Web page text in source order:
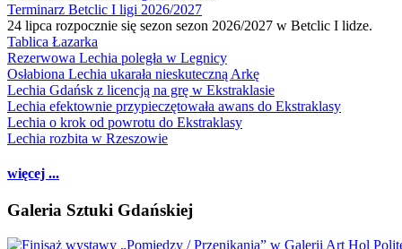
Terminarz Betclic I ligi 2026/2027
24 lipca rozpocznie się sezon sezon 2026/2027 w Betclic I lidze.
Tablica Łazarka
Rezerwowa Lechia poległa w Legnicy
Osłabiona Lechia ukarała nieskuteczną Arkę
Lechia Gdańsk z licencją na grę w Ekstraklasie
Lechia efektownie przypieczętowała awans do Ekstraklasy
Lechia o krok od powrotu do Ekstraklasy
Lechia rozbita w Rzeszowie
więcej ...
Galeria Sztuki Gdańskiej